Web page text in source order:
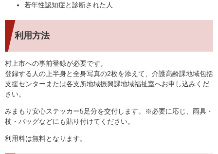
若年性認知症と診断された人
利用方法
村上市への事前登録が必要です。
登録する人の上半身と全身写真の2枚を添えて、介護高齢課地域包括
支援センターまたは各支所地域振興課地域福祉室へお申し込みくだ
さい。
みまもり安心ステッカー5足分を交付します。※必要に応じ、雨具・
杖・バッグなどにも貼り付けてください。
利用料は無料となります。